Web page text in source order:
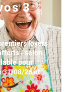
3
loyers
- selon
pour
31/08/26 et